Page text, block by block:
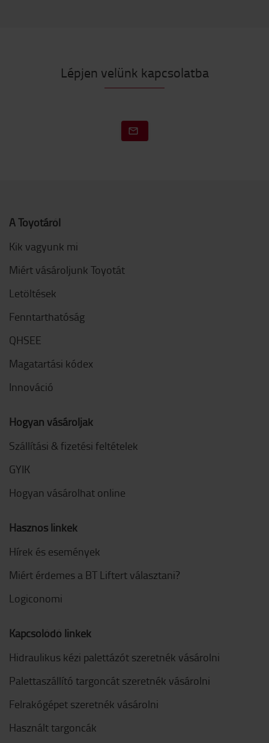
Lépjen velünk kapcsolatba
A Toyotáról
Kik vagyunk mi
Miért vásároljunk Toyotát
Letöltések
Fenntarthatóság
QHSEE
Magatartási kódex
Innováció
Hogyan vásároljak
Szállítási & fizetési feltételek
GYIK
Hogyan vásárolhat online
Hasznos linkek
Hírek és események
Miért érdemes a BT Liftert választani?
Logiconomi
Kapcsolódó linkek
Hidraulikus kézi palettázót szeretnék vásárolni
Palettaszállító targoncát szeretnék vásárolni
Felrakógépet szeretnék vásárolni
Használt targoncák